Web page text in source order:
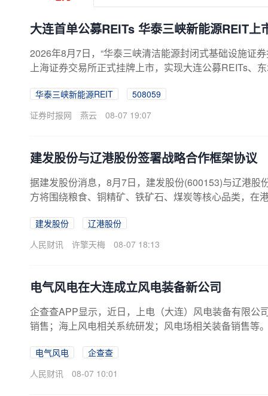
大连首单公募REITs 华泰三峡新能源REIT上
2026年8月7日，“华泰三峡清洁能源封闭式基础设施证
上海证券交易所正式挂牌上市，实现大连公募REITs、
下初始发售份额数量的140.05倍；有效认购数量总和
认购基金份额数量为172,691.20万份，为网下初始发售
华泰三峡新能源REIT
508059
证券时报网
燕云 08-07 19:07
建发股份与辽港股份签署战略合作框架协议
据建发股份消息，8月7日，建发股份(600153)与辽港
方将围绕粮食、铜精矿、铁矿石、煤炭等核心品类，在
进空箱调运及交易中心建设，积极探索“大数据”“物贸
建发股份
辽港股份
人民财讯
许擎天梅 08-07 18:13
电气风电在大连成立风电装备新公司
企查查APP显示，近日，上电（大连）风电装备有限公
销售；海上风电相关系统研发；风电场相关装备销售等
电气风电
企查查
人民财讯
08-07 10:01